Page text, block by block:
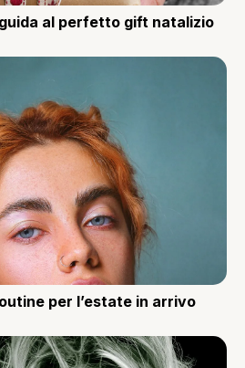
al perfetto gift natalizio
per l’estate in arrivo